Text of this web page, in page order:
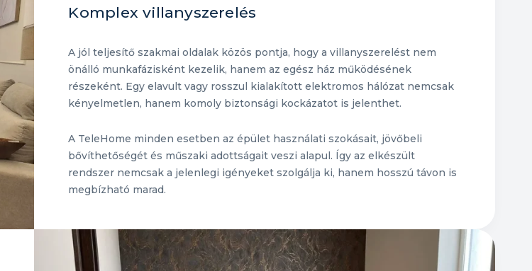
Komplex villanyszerelés
A jól teljesítő szakmai oldalak közös pontja, hogy a villanyszerelést nem
önálló munkafázisként kezelik, hanem az egész ház működésének
részeként. Egy elavult vagy rosszul kialakított elektromos hálózat nemcsak
kényelmetlen, hanem komoly biztonsági kockázatot is jelenthet.
A TeleHome minden esetben az épület használati szokásait, jövőbeli
bővíthetőségét és műszaki adottságait veszi alapul. Így az elkészült
rendszer nemcsak a jelenlegi igényeket szolgálja ki, hanem hosszú távon is
megbízható marad.